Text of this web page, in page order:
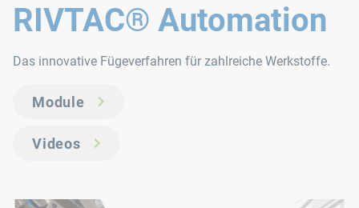
RIVTAC® Automation
Das innovative Fügeverfahren für zahlreiche Werkstoffe.
Module
Videos